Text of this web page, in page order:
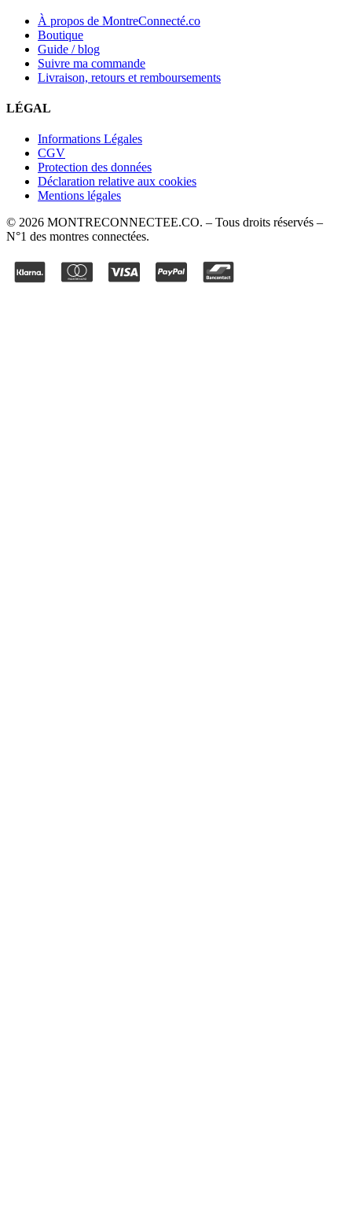
À propos de MontreConnecté.co
Boutique
Guide / blog
Suivre ma commande
Livraison, retours et remboursements
LÉGAL
Informations Légales
CGV
Protection des données
Déclaration relative aux cookies
Mentions légales
© 2026 MONTRECONNECTEE.CO. – Tous droits réservés –
N°1 des montres connectées.